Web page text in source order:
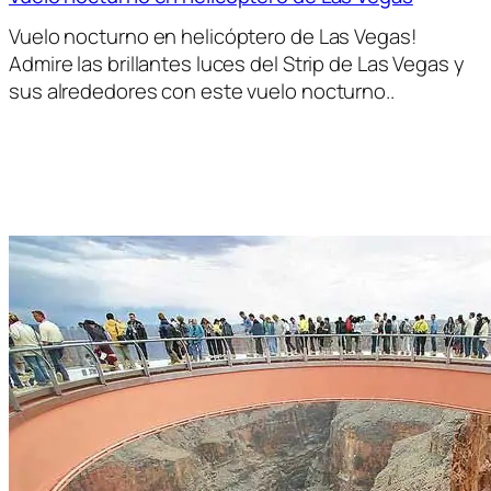
Vuelo nocturno en helicóptero de Las Vegas!
Admire las brillantes luces del Strip de Las Vegas y
sus alrededores con este vuelo nocturno..